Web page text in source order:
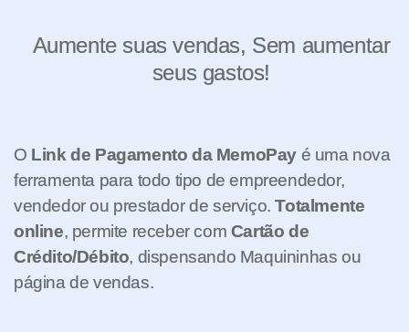
Aumente suas vendas, Sem aumentar
seus gastos!
O Link de Pagamento da MemoPay é uma nova
ferramenta para todo tipo de empreendedor,
vendedor ou prestador de serviço.Totalmente
online, permite receber com Cartão de
Crédito/Débito, dispensando Maquininhas ou
página de vendas.